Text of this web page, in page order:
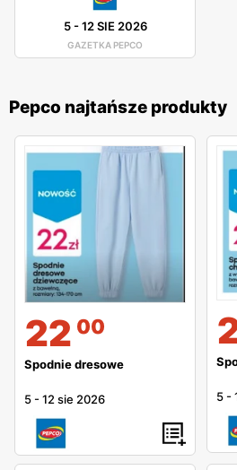
5-12 SIE 2026
GAZETKA PEPCO
Pepco najtańsze produkty
22 00
Spodnie dresowe
5 -12 sie 2026 5 -